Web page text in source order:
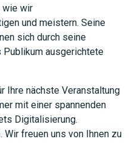
wie wir
und meistern. Seine
sich durch seine
ausgerichtete
Ihre nächste Veranstaltung
mit einer spannenden
Digitalisierung.
Wir freuen uns von Ihnen zu